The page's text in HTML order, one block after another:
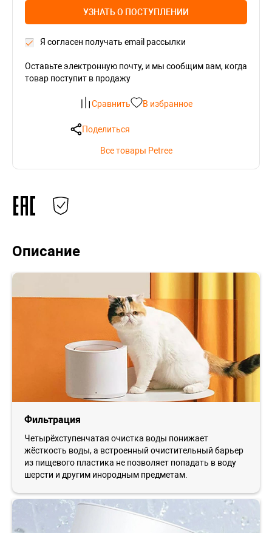
УЗНАТЬ О ПОСТУПЛЕНИИ
Я согласен получать email рассылки
Оставьте электронную почту, и мы сообщим вам, когда
товар поступит в продажу
Сравнить В избранное
Поделиться
Все товары Petree
Описание
Фильтрация
Четырёхступенчатая очистка воды понижает
жёсткость воды, а встроенный очистительный барьер
из пищевого пластика не позволяет попадать в воду
шерсти и другим инородным предметам.